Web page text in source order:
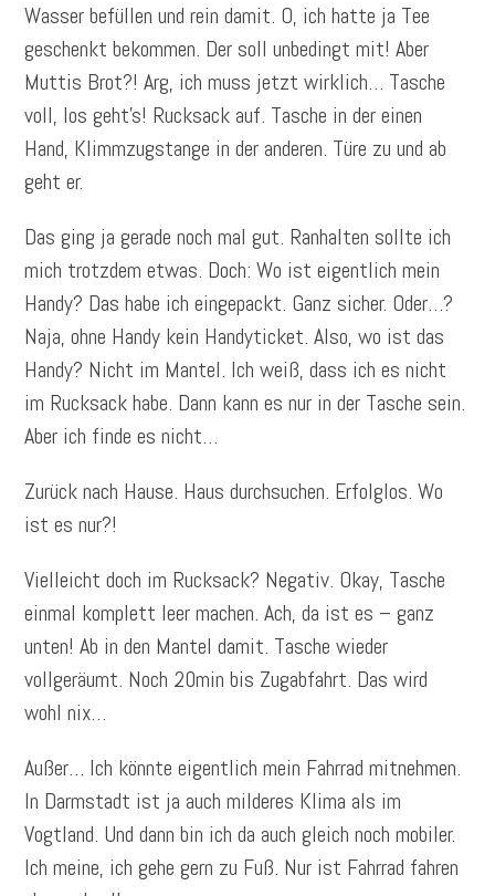
Wasser befüllen und rein damit. O, ich hatte ja Tee
geschenkt bekommen. Der soll unbedingt mit! Aber
Muttis Brot?! Arg, ich muss jetzt wirklich… Tasche
voll, los geht’s! Rucksack auf. Tasche in der einen
Hand, Klimmzugstange in der anderen. Türe zu und ab
geht er.
Das ging ja gerade noch mal gut. Ranhalten sollte ich
mich trotzdem etwas. Doch: Wo ist eigentlich mein
Handy? Das habe ich eingepackt. Ganz sicher. Oder…?
Naja, ohne Handy kein Handyticket. Also, wo ist das
Handy? Nicht im Mantel. Ich weiß, dass ich es nicht
im Rucksack habe. Dann kann es nur in der Tasche sein.
Aber ich finde es nicht…
Zurück nach Hause. Haus durchsuchen. Erfolglos. Wo
ist es nur?!
Vielleicht doch im Rucksack? Negativ. Okay, Tasche
einmal komplett leer machen. Ach, da ist es – ganz
unten! Ab in den Mantel damit. Tasche wieder
vollgeräumt. Noch 20min bis Zugabfahrt. Das wird
wohl nix…
Außer… Ich könnte eigentlich mein Fahrrad mitnehmen.
In Darmstadt ist ja auch milderes Klima als im
Vogtland. Und dann bin ich da auch gleich noch mobiler.
Ich meine, ich gehe gern zu Fuß. Nur ist Fahrrad fahren